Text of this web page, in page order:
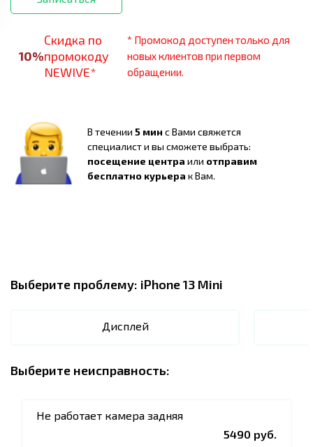
10%
Скидка по
промокоду
NEWIVE*
* Промокод доступен только для
новых клиентов при первом
обращении.
В течении 5 мин с Вами свяжется
специалист и вы сможете выбрать:
посещение центра или отправим
бесплатно курьера к Вам.
Выберите проблему: iPhone 13 Mini
Дисплей
Выберите неисправность:
Не работает камера задняя
5490 руб.